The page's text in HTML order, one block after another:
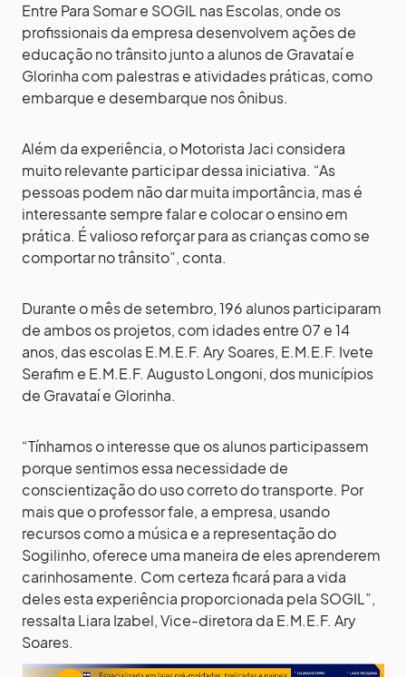
Entre Para Somar e SOGIL nas Escolas, onde os
profissionais da empresa desenvolvem ações de
educação no trânsito junto a alunos de Gravataí e
Glorinha com palestras e atividades práticas, como
embarque e desembarque nos ônibus.
Além da experiência, o Motorista Jaci considera
muito relevante participar dessa iniciativa. “As
pessoas podem não dar muita importância, mas é
interessante sempre falar e colocar o ensino em
prática. É valioso reforçar para as crianças como se
comportar no trânsito”, conta.
Durante o mês de setembro, 196 alunos participaram
de ambos os projetos, com idades entre 07 e 14
anos, das escolas E.M.E.F. Ary Soares, E.M.E.F. Ivete
Serafim e E.M.E.F. Augusto Longoni, dos municípios
de Gravataí e Glorinha.
“Tínhamos o interesse que os alunos participassem
porque sentimos essa necessidade de
conscientização do uso correto do transporte. Por
mais que o professor fale, a empresa, usando
recursos como a música e a representação do
Sogilinho, oferece uma maneira de eles aprenderem
carinhosamente. Com certeza ficará para a vida
deles esta experiência proporcionada pela SOGIL”,
ressalta Liara Izabel, Vice-diretora da E.M.E.F. Ary
Soares.